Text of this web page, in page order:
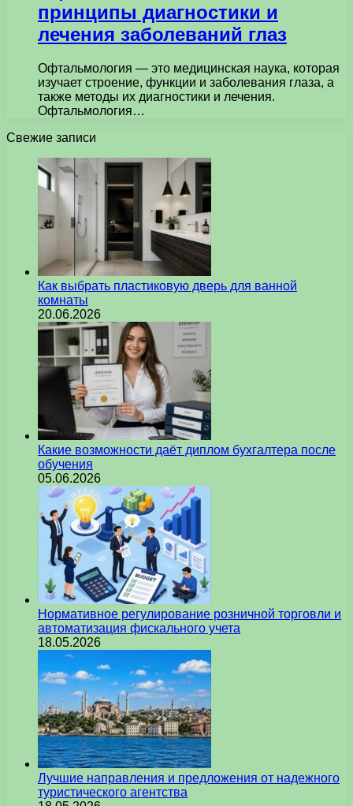
принципы диагностики и
лечения заболеваний глаз
Офтальмология — это медицинская наука, которая
изучает строение, функции и заболевания глаза, а
также методы их диагностики и лечения.
Офтальмология…
Свежие записи
Как выбрать пластиковую дверь для ванной
комнаты
20.06.2026
Какие возможности даёт диплом бухгалтера после
обучения
05.06.2026
Нормативное регулирование розничной торговли и
автоматизация фискального учета
18.05.2026
Лучшие направления и предложения от надежного
туристического агентства